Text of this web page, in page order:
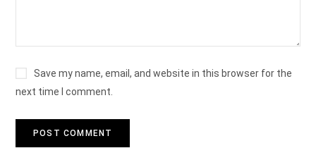
Save my name, email, and website in this browser for the
next time I comment.